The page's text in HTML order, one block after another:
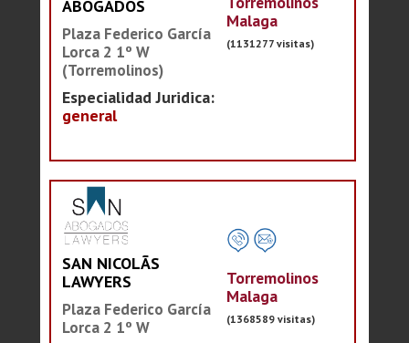
ABOGADOS
Plaza Federico García
Lorca 2 1º W
(Torremolinos)
Especialidad Juridica:
general
Malaga
(1131277 visitas)
SAN NICOLÃS
LAWYERS
Plaza Federico García
Lorca 2 1º W
Torremolinos
Malaga
(1368589 visitas)